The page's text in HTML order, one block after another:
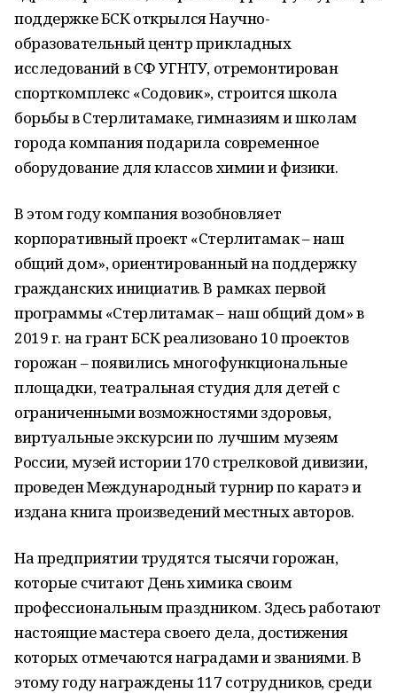
поддержке БСК открылся Научно-
образовательный центр прикладных
исследований в СФ УГНТУ, отремонтирован
спорткомплекс «Содовик», строится школа
борьбы в Стерлитамаке, гимназиям и школам
города компания подарила современное
оборудование для классов химии и физики.
В этом году компания возобновляет
корпоративный проект «Стерлитамак – наш
общий дом», ориентированный на поддержку
гражданских инициатив. В рамках первой
программы «Стерлитамак – наш общий дом» в
2019 г. на грант БСК реализовано 10 проектов
горожан – появились многофункциональные
площадки, театральная студия для детей с
ограниченными возможностями здоровья,
виртуальные экскурсии по лучшим музеям
России, музей истории 170 стрелковой дивизии,
проведен Международный турнир по каратэ и
издана книга произведений местных авторов.
На предприятии трудятся тысячи горожан,
которые считают День химика своим
профессиональным праздником. Здесь работают
настоящие мастера своего дела, достижения
которых отмечаются наградами и званиями. В
этому году награждены 117 сотрудников, среди